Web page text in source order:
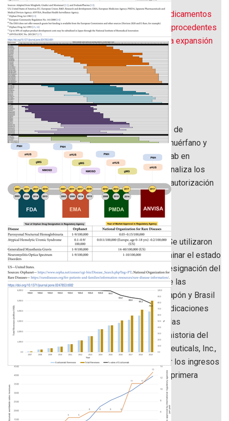
Dinámica de las patentes, designación de medicamentos
huérfanos, concesión de licencias e ingresos procedentes
de medicamentos para enfermedades raras: la expansión
del mercado de eculizumab
Abstracto
Fondo
Este estudio examina la dinámica del proceso de
patentamiento, designación de medicamento huérfano y
autorización de comercialización de eculizumab en
diferentes países y sistemas regulatorios y analiza los
ingresos del medicamento desde su primera autorización
de comercialización.
Métodos
Se realizó un estudio de caso retrospectivo. Se utilizaron
múltiples fuentes de información para: determinar el estado
de las patentes de eculizumab; examinar la designación del
estado de medicamento huérfano por parte de las
autoridades regulatorias de EE. UU., Europa, Japón y Brasil
para determinar el estado del registro y las indicaciones
clínicas aprobadas; estimar la prevalencia de las
condiciones clínicas asociadas; investigar la historia del
fabricante del medicamento, Alexion Pharmaceuticals, Inc.,
y su modelo de negocio financiero; y examinar los ingresos
por ventas globales de eculizumab desde su primera
autorización de comercialización.
Resultados